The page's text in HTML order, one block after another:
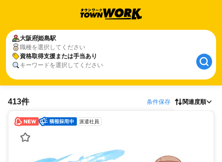
大阪府姫島駅
職種を選択してください
資格取得支援または手当あり
キーワードを選択してください
413件 条件保存 関連度順
派遣社員